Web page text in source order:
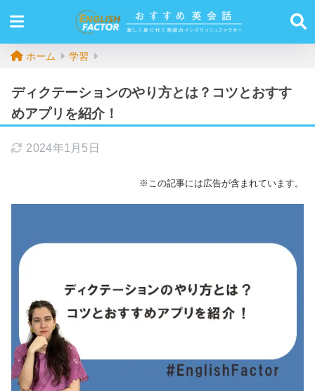
ホーム 学習
ディクテーションのやり方とは？コツとおすす
めアプリを紹介！
2024年1月5日
※この記事には広告が含まれています。